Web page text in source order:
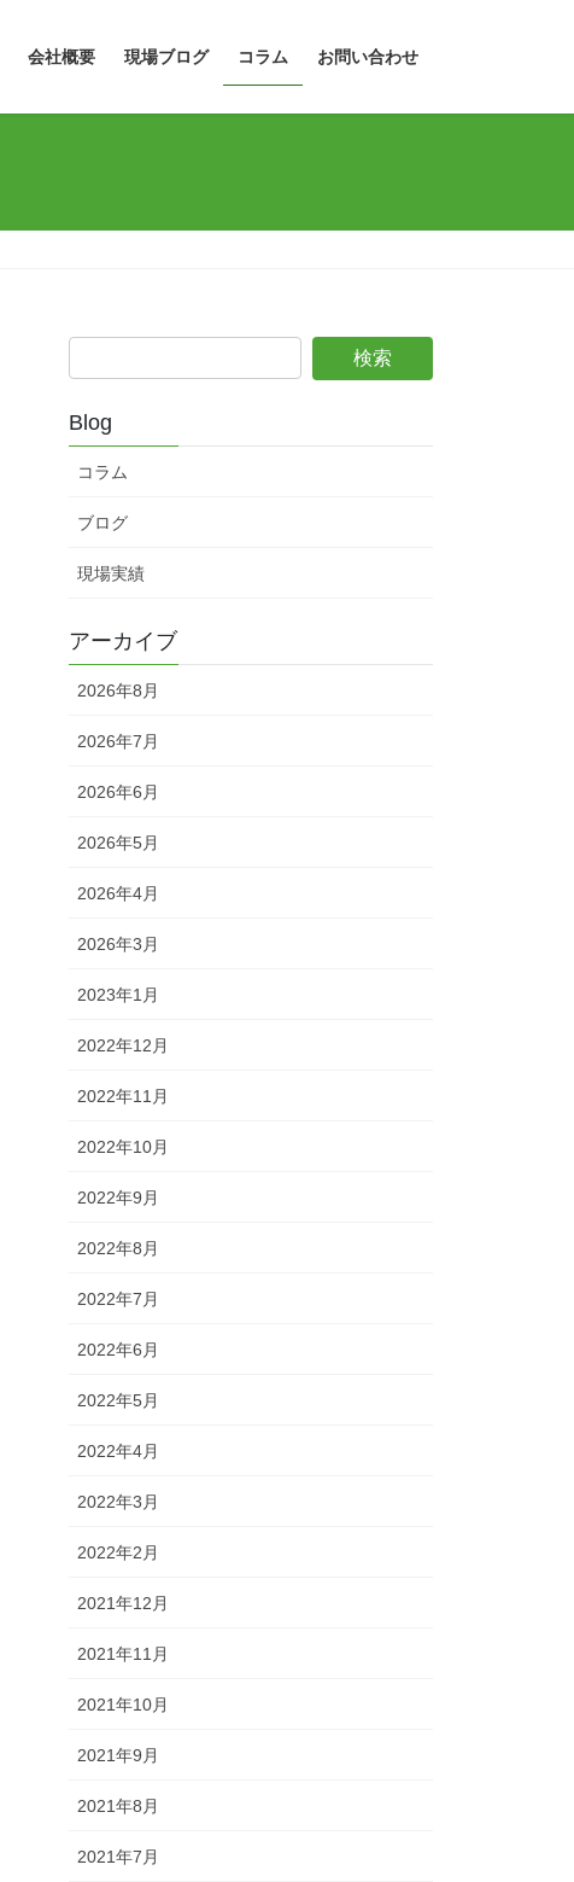
会社概要 現場ブログ コラム お問い合わせ
Blog
コラム
ブログ
現場実績
アーカイブ
2026年8月
2026年7月
2026年6月
2026年5月
2026年4月
2026年3月
2023年1月
2022年12月
2022年11月
2022年10月
2022年9月
2022年8月
2022年7月
2022年6月
2022年5月
2022年4月
2022年3月
2022年2月
2021年12月
2021年11月
2021年10月
2021年9月
2021年8月
2021年7月